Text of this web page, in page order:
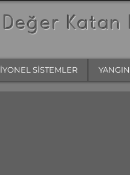
SİSTEMLER